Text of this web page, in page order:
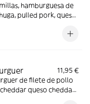
hamburguesa de
pulled pork, queso
y bebida
11,95 €
de filete de pollo
queso cheddar